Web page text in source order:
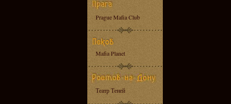
Prague Mafia Club
Mafia Planet
Театр Теней